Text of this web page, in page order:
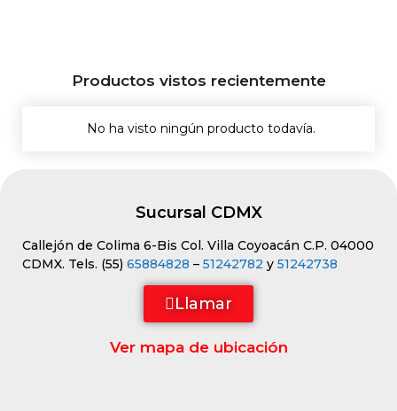
Productos vistos recientemente
No ha visto ningún producto todavía.
Sucursal CDMX
Callejón de Colima 6-Bis Col. Villa Coyoacán C.P. 04000
CDMX. Tels. (55) 65884828 – 51242782 y 51242738
Llamar
Ver mapa de ubicación